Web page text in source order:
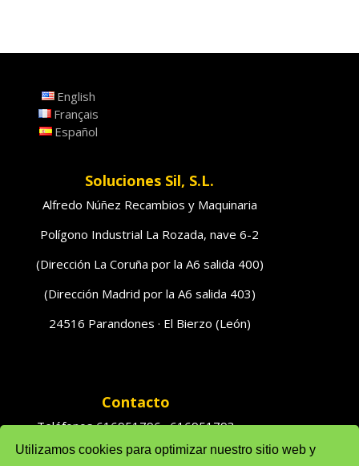
Utilizamos cookies para optimizar nuestro sitio web y
English
Français
Español
Soluciones Sil, S.L.
Alfredo Núñez Recambios y Maquinaria
Polígono Industrial La Rozada, nave 6-2
(Dirección La Coruña por la A6 salida 400)
(Dirección Madrid por la A6 salida 403)
24516 Parandones · El Bierzo (León)
Contacto
Teléfonos 616951796 · 616951793
Ventas: solufredo@gmail.com